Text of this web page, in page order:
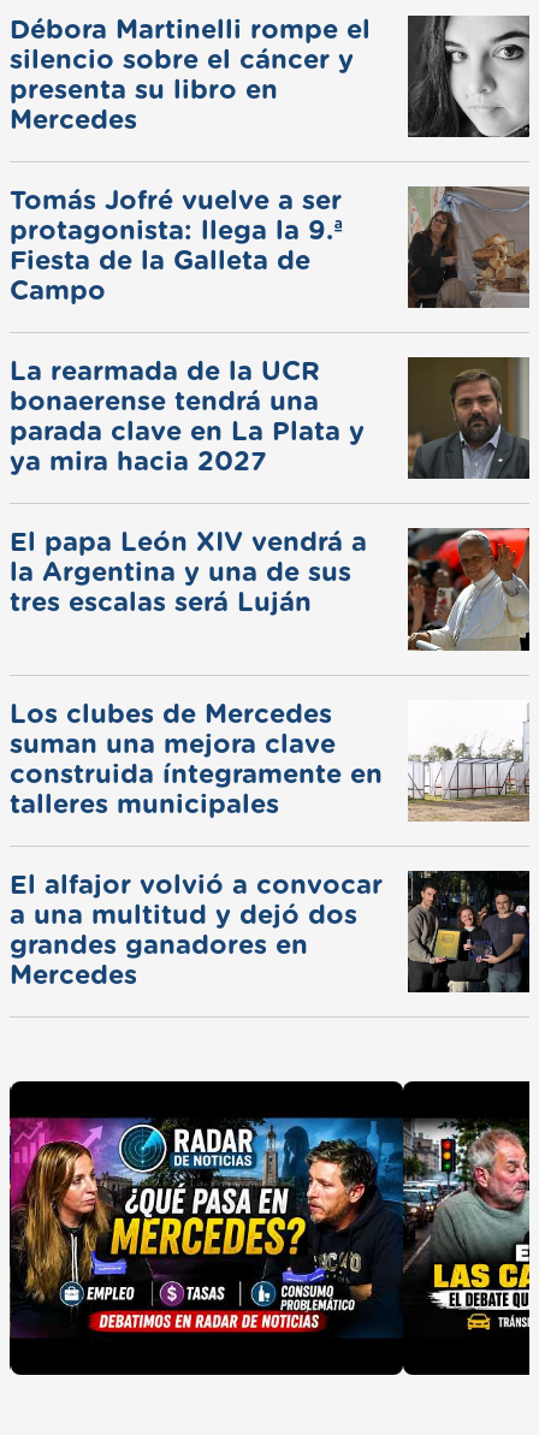
Débora Martinelli rompe el
silencio sobre el cáncer y
presenta su libro en
Mercedes
Tomás Jofré vuelve a ser
protagonista: llega la 9.ª
Fiesta de la Galleta de
Campo
La rearmada de la UCR
bonaerense tendrá una
parada clave en La Plata y
ya mira hacia 2027
El papa León XIV vendrá a
la Argentina y una de sus
tres escalas será Luján
Los clubes de Mercedes
suman una mejora clave
construida íntegramente en
talleres municipales
El alfajor volvió a convocar
a una multitud y dejó dos
grandes ganadores en
Mercedes